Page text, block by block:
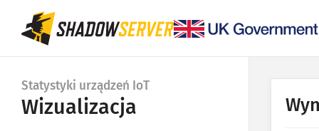
Statystyki urządzeń IoT
Wizualizacja